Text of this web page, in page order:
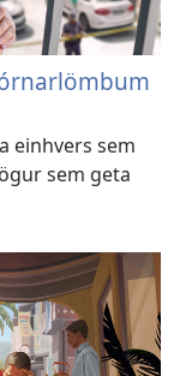
einhvers sem
sem geta